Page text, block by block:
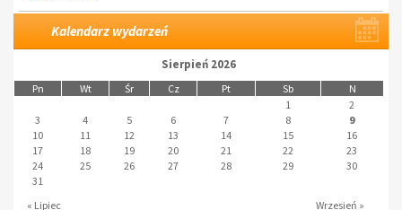
Kalendarz wydarzeń
Sierpień 2026
Pn Wt Śr Cz Pt Sb N
« Lipiec Wrzesień »
1
2
3
4 5 6 7 8
9
10
11 12 13 14 15
16
17
18 19 20 21 22
23
24
25 26 27 28 29
30
31